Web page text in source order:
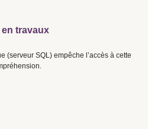
en travaux
(serveur SQL) empêche l’accès à cette